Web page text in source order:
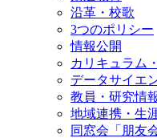
沿革・校歌
3つのポリシー
情報公開
カリキュラム
データサイエ
教員・研究情
地域連携・生
同窓会「朋友会